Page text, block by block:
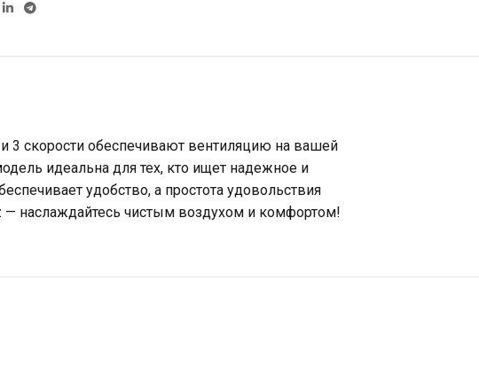
3 скорости обеспечивают вентиляцию на вашей
идеальна для тех, кто ищет надежное и
удобство, а простота удовольствия
— наслаждайтесь чистым воздухом и комфортом!